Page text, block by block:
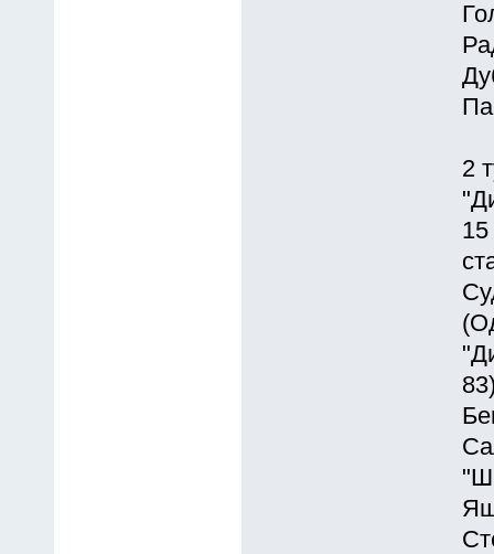
2